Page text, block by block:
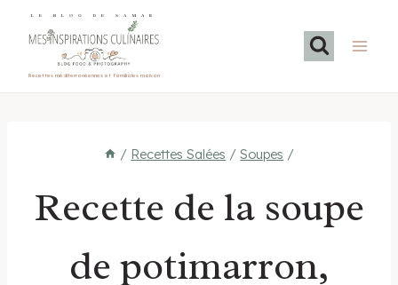
LE BLOG DE SAMAR
Recettes méditerranéennes et familiales maison
/ Recettes Salées / Soupes /
Recette de la soupe
de potimarron,